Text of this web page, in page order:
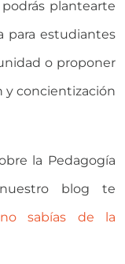
plantearte
para estudiantes
o proponer
y concientización
la Pedagogía
blog te
sabías de la